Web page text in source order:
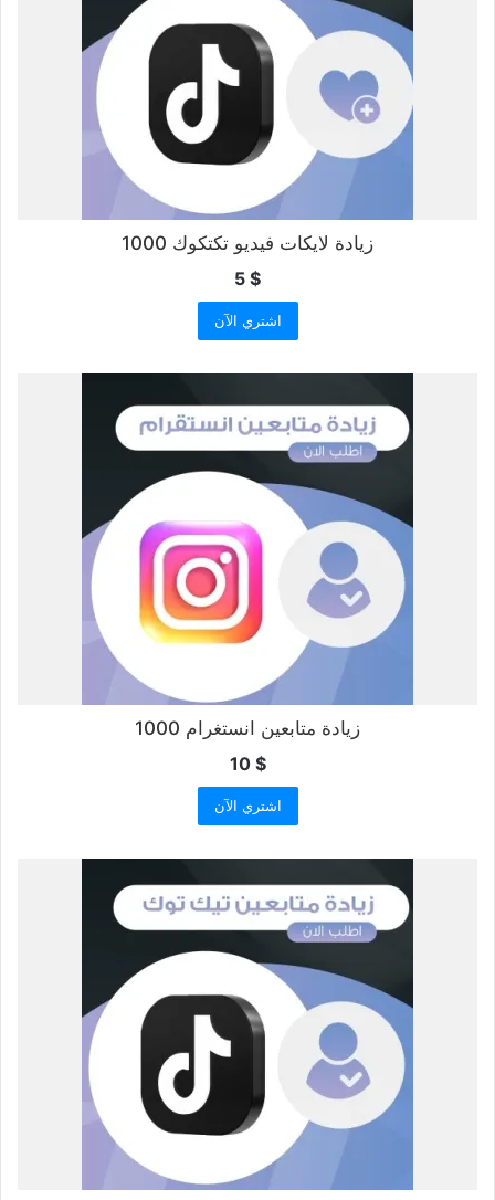
زيادة لايكات فيديو تكتكوك 1000
5 $
اشتري الآن
زيادة متابعين انستغرام 1000
10 $
اشتري الآن